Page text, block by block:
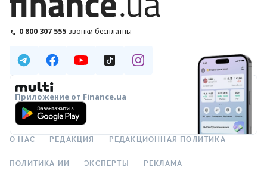
0 800 307 555 звонки бесплатны
Приложение от Finance.ua
О НАС РЕДАКЦИЯ РЕДАКЦИОННАЯ ПОЛИТИКА
ПОЛИТИКА ИИ ЭКСПЕРТЫ РЕКЛАМА